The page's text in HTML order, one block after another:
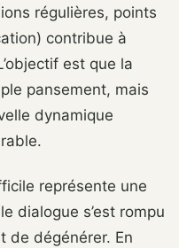
régulières, points
contribue à
est que la
pansement, mais
dynamique
représente une
dialogue s’est rompu
de dégénérer. En